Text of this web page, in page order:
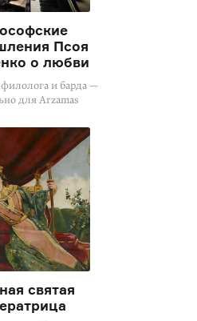
Псоя
о любви
и барда —
для Arzamas
святая